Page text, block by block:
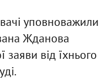
уповноважили
Жданова
від їхнього